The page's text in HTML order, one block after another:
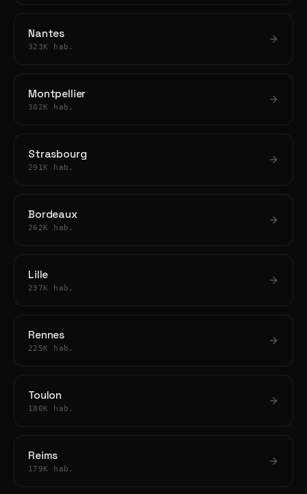
Nantes
323K hab.
Montpellier
302K hab.
Strasbourg
291K hab.
Bordeaux
262K hab.
Lille
237K hab.
Rennes
225K hab.
Toulon
180K hab.
Reims
179K hab.